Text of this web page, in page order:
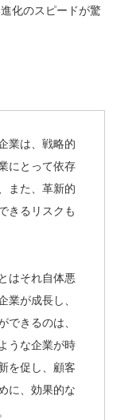
化のスピードが驚
業は、戦略的
にとって依存
また、革新的
きるリスクも
はそれ自体悪
業が成長し、
できるのは、
うな企業が時
を促し、顧客
に、効果的な